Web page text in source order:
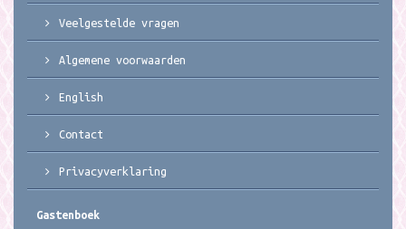
Veelgestelde vragen
Algemene voorwaarden
English
Contact
Privacyverklaring
Gastenboek